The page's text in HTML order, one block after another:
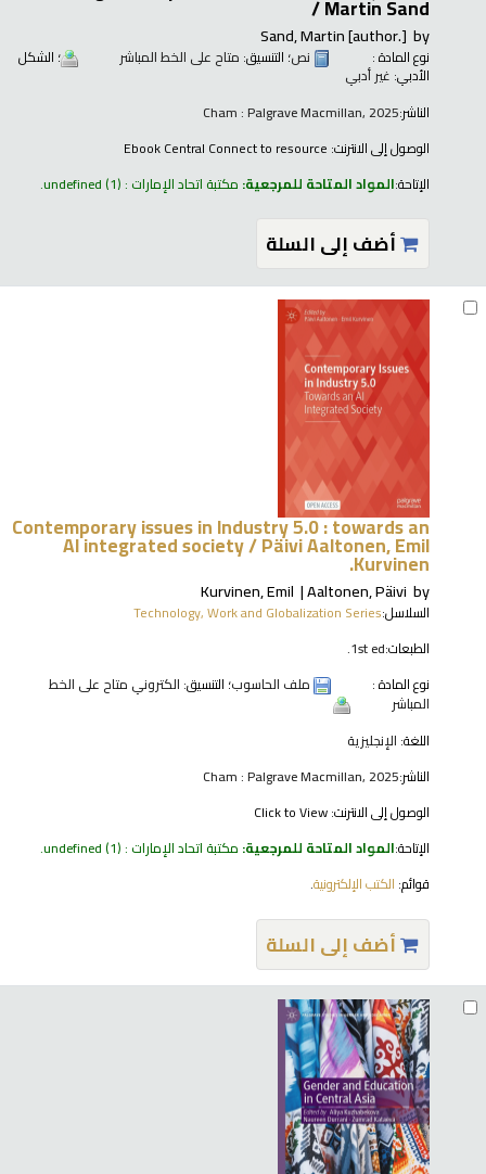
/Martin Sand
by
Sand, Martin[author.]
نوع المادة : نص؛ التنسيق: متاح على الخط المباشر ؛ الشكل
الأدبي: غير أدبي
الناشر:Cham : Palgrave Macmillan, 2025
الوصول إلى الانترنت: Ebook Central Connect to resource
الإتاحة:المواد المتاحة للمرجعية: مكتبة اتحاد الإمارات : undefined(1).
أضف إلى السلة
Contemporary issues in Industry 5.0 : towards an
AI integrated society /Päivi Aaltonen, Emil
Kurvinen.
by
Aaltonen, Päivi
Kurvinen, Emil
السلاسل:Technology, Work and Globalization Series
الطبعات:1st ed.
نوع المادة :
ملف الحاسوب؛ التنسيق: الكتروني متاح على الخط
المباشر
اللغة: الإنجليزية
الناشر:Cham : Palgrave Macmillan, 2025
الوصول إلى الانترنت:Click to View
الإتاحة:المواد المتاحة للمرجعية: مكتبة اتحاد الإمارات : undefined(1).
قوائم: الكتب الإلكترونية.
أضف إلى السلة